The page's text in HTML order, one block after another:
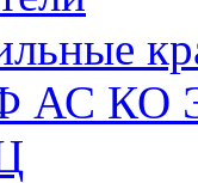
АС КО